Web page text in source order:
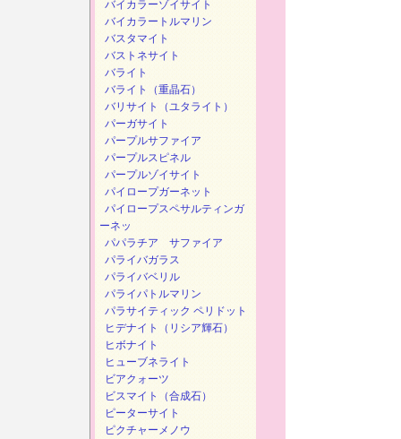
バイカラーゾイサイト
バイカラートルマリン
バスタマイト
バストネサイト
バライト
バライト（重晶石）
バリサイト（ユタライト）
パーガサイト
パープルサファイア
パープルスピネル
パープルゾイサイト
パイロープガーネット
パイロープスペサルティンガ
ーネッ
パパラチア サファイア
パライバガラス
パライバベリル
パライパトルマリン
パラサイティック ペリドット
ヒデナイト（リシア輝石）
ヒボナイト
ヒューブネライト
ビアクォーツ
ビスマイト（合成石）
ピーターサイト
ピクチャーメノウ